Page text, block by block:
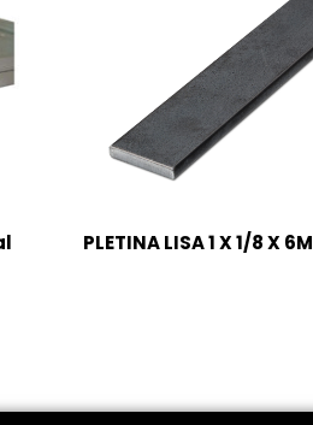
PLETINA LISA 1 X 1/8 X 6M